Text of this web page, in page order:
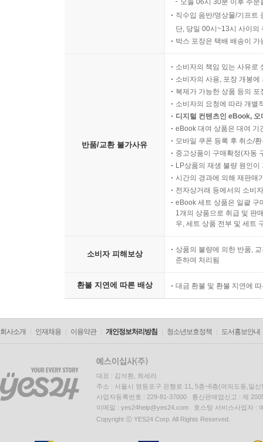
직수입 음반/영상물/기프트
단, 당일 00시~13시 사이의
박스 포장은 택배 배송이
반품/교환 불가사유
소비자의 책임 있는 사유로
소비자의 사용, 포장 개봉
복제가 가능한 상품 등의
소비자의 요청에 따라 개별
디지털 컨텐츠인 eBook,
eBook 대여 상품은 대여 기
모바일 쿠폰 등록 후 취소/
중고상품이 구매확정(자동
LP상품의 재생 불량 원인
시간의 경과에 의해 재판매
전자상거래 등에서의 소비
eBook 세트 상품은 일괄 구
1개의 상품으로 취급 및 판
우, 세트 상품 전부 및 세트
소비자 피해보상
상품의 불량에 의한 반품,
준하여 처리됨
환불 지연에 따른 배상 대금 환불 및 환불 지연에
회사소개 인재채용 이용약관 개인정보처리방침 청소년보호정책 도서홍보안내
대표 : 김석환, 최세라
주소 : 서울시 영등포구 은행로 11, 5층~6층(여의도동,일신
사업자등록번호 : 229-81-37000 통신판매업신고 : 제
이메일 : yes24help@yes24.com 호스팅 서비스사업자 :
Copyright ⓒ YES24 Corp. All Rights Reserved.